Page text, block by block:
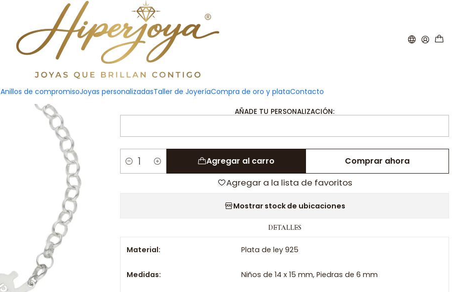
Anillos de compromisoJoyas personalizadasTaller de JoyeríaCompra de oro y plataContacto
Pulsera personalizada para tres nombres
AÑADE TU PERSONALIZACIÓN:
Cantidad
Agregar al carro Comprar ahora
Agregar a la lista de favoritos
Mostrar stock de ubicaciones
DETALLES
Material: Plata de ley 925
Medidas: Niños de 14 x 15 mm, Piedras de 6 mm